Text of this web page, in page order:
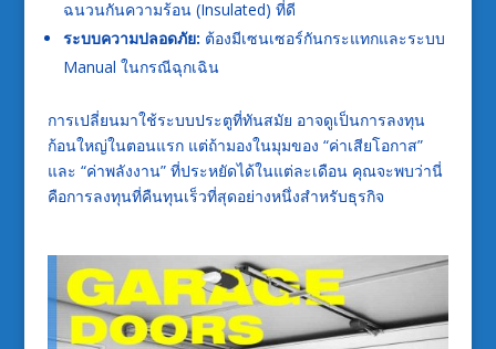
ฉนวนกันความร้อน (Insulated) ที่ดี
ระบบความปลอดภัย: ต้องมีเซนเซอร์กันกระแทกและระบบ
Manual ในกรณีฉุกเฉิน
การเปลี่ยนมาใช้ระบบประตูที่ทันสมัย อาจดูเป็นการลงทุน
ก้อนใหญ่ในตอนแรก แต่ถ้ามองในมุมของ “ค่าเสียโอกาส”
และ “ค่าพลังงาน” ที่ประหยัดได้ในแต่ละเดือน คุณจะพบว่านี่
คือการลงทุนที่คืนทุนเร็วที่สุดอย่างหนึ่งสำหรับธุรกิจ